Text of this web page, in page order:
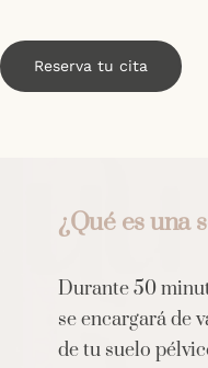
Reserva tu cita
¿Qué es una
Durante 50
se encargará de
de tu suelo